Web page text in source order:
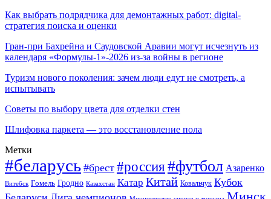
Как выбрать подрядчика для демонтажных работ: digital-
стратегия поиска и оценки
Гран-при Бахрейна и Саудовской Аравии могут исчезнуть из
календаря «Формулы-1»-2026 из-за войны в регионе
Туризм нового поколения: зачем люди едут не смотреть, а
испытывать
Советы по выбору цвета для отделки стен
Шлифовка паркета — это восстановление пола
Метки
#беларусь #брест #россия#футбол Азаренко
Витебск Гомель Гродно Казахстан Катар Китай Ковальчук Кубок